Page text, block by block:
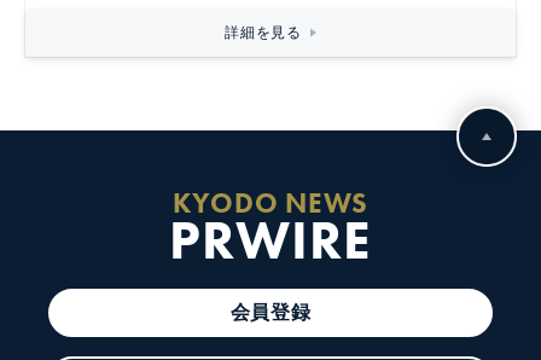
詳細を見る
KYODO NEWS
PRWIRE
会員登録